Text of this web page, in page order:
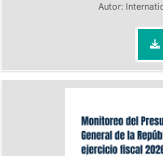
Autor: